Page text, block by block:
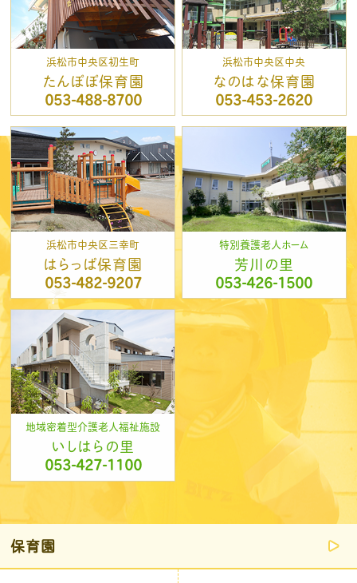
浜松市中央区初生町
たんぽぽ保育園
053-488-8700
浜松市中央区中央
なのはな保育園
053-453-2620
浜松市中央区三幸町
はらっぱ保育園
053-482-9207
特別養護老人ホーム
芳川の里
053-426-1500
地域密着型介護老人福祉施設
いしはらの里
053-427-1100
保育園